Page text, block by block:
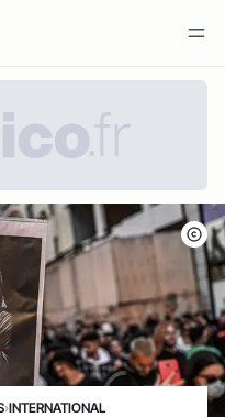
›INTERNATIONAL